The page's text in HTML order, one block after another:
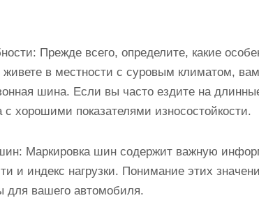
Прежде всего, определите, какие
в местности с суровым климатом,
шина. Если вы часто ездите на
хорошими показателями износостойкости.
Маркировка шин содержит важную
и индекс нагрузки. Понимание этих
вашего автомобиля.